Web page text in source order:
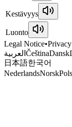
Kestävyys
Luonto
Legal Notice•
العربية ČeštinaDansk
日本語한국어
NederlandsNorsk